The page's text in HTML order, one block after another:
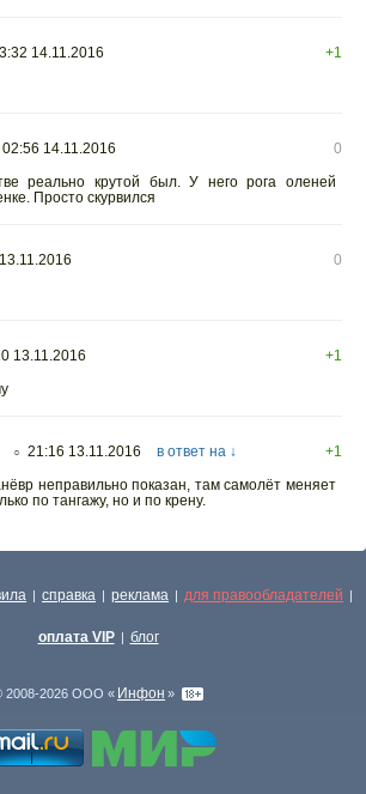
14.11.2016
+1
02:56 14.11.2016
0
реально крутой был. У него рога оленей
Просто скурвился
0
13.11.2016
+1
○ 21:16 13.11.2016 в ответ на ↓
+1
неправильно показан, там самолёт меняет
по тангажу, но и по крену.
| справка | реклама | для правообладателей |
оплата VIP | блог
2008-2026 ООО « Инфон »